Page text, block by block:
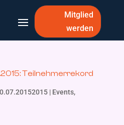
Mitglied
werden
Teilnehmerrekord
| Events,